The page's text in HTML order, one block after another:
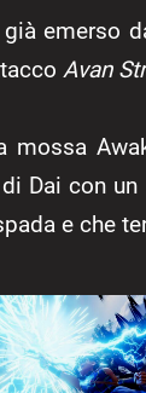
già emerso
Avan
mossa
Dai con
e che